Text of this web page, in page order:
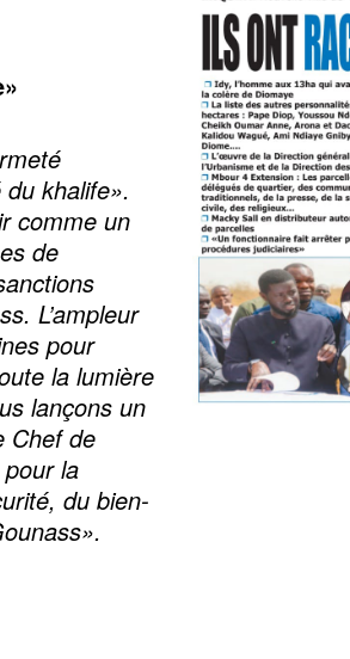
khalife».
comme un
de
L’ampleur
pour
la lumière
lançons un
Chef de
pour la
du bien-